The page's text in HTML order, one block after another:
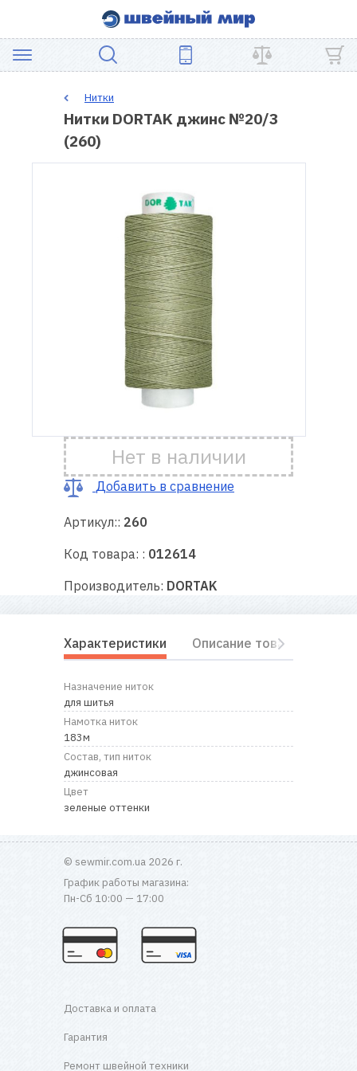
ШВЕЙНОЕ
ОБОРУДОВАНИЕ
Гарантия
Ремонт
швейной
Полезные
советы
Контакты
нас
Нитки
Нитки DORTAK джинс №20/3
(260)
Нет в наличии
Добавить в сравнение
Артикул:: 260
Код товара: : 012614
Производитель: DORTAK
Характеристики Описание товара
Назначение ниток
для шитья
Намотка ниток
183м
Состав, тип ниток
джинсовая
Цвет
зеленые оттенки
© sewmir.com.ua 2026 г.
График работы магазина:
Пн-Сб 10:00 — 17:00
Доставка и оплата
Гарантия
Ремонт швейной техники